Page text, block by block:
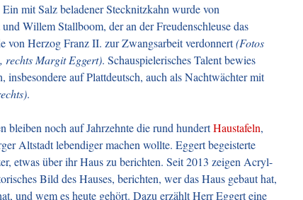
mit Salz beladener Stecknitzkahn wurde von
Willem Stallboom, der an der Freudenschleuse das
von Herzog Franz II. zur Zwangsarbeit verdonnert(Fotos
rechts Margit Eggert). Schauspielerisches Talent bewies
insbesondere auf Plattdeutsch, auch als Nachtwächter mit
.
bleiben noch auf Jahrzehnte die rund hundertHaustafeln,
Altstadt lebendiger machen wollte. Eggert begeisterte
etwas über ihr Haus zu berichten. Seit 2013 zeigen Acryl-
Bild des Hauses, berichten, wer das Haus gebaut hat,
und wem es heute gehört. Dazu erzählt Herr Eggert eine